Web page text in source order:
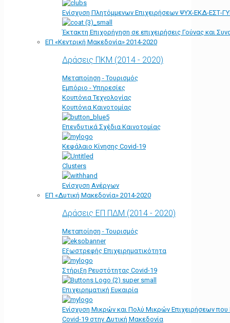
Ενίσχυση Πλητόμμενων Επιχειρήσεων ΨΥΧ-ΕΚΔ-ΕΣΤ-
Έκτακτη Επιχορήγηση σε επιχειρήσεις Γούνας και
ΕΠ «Kεντρική Μακεδονία» 2014-2020
Δράσεις ΠΚΜ (2014 - 2020)
Μεταποίηση - Τουρισμός
Εμπόριο - Υπηρεσίες
Κουπόνια Τεχνολογίας
Κουπόνια Καινοτομίας
Επενδυτικά Σχέδια Καινοτομίας
Κεφάλαιο Κίνησης Covid-19
Clusters
Ενίσχυση Ανέργων
ΕΠ «Δυτική Μακεδονία» 2014-2020
Δράσεις ΕΠ ΠΔΜ (2014 - 2020)
Μεταποίηση - Τουρισμός
Εξωστρεφής Επιχειρηματικότητα
Στήριξη Ρευστότητας Covid-19
Επιχειρηματική Ευκαιρία
Ενίσχυση Μικρών και Πολύ Μικρών Επιχειρήσεων
Covid-19 στην Δυτική Μακεδονία